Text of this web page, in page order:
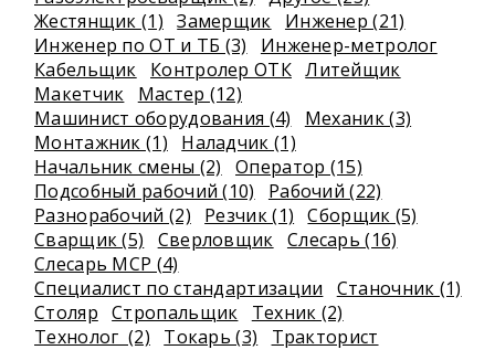
Жестянщик (1)
Замерщик
Инженер (21)
Инженер по ОТ и ТБ (3)
Инженер-метролог
Кабельщик
Контролер ОТК Литейщик
Макетчик
Мастер (12)
Машинист оборудования (4)
Механик (3)
Монтажник (1)
Наладчик (1)
Начальник смены (2)
Оператор (15)
Подсобный рабочий (10)
Рабочий (22)
Разнорабочий (2)
Резчик (1)
Сборщик (5)
Сварщик (5)
Сверловщик Слесарь (16)
Слесарь МСР (4)
Специалист по стандартизации
Станочник (1)
Столяр Стропальщик
Техник (2)
Технолог (2)
Токарь (3)
Тракторист